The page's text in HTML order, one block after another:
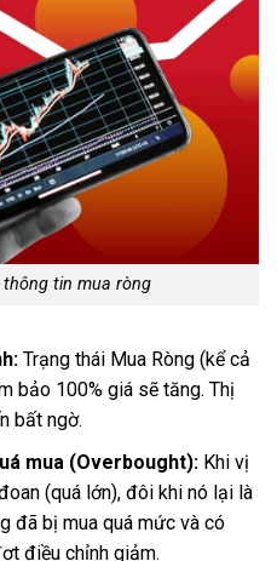
tin mua ròng
Trạng thái Mua Ròng (kể cả
bảo 100% giá sẽ tăng. Thị
bất ngờ.
mua (Overbought):Khi vị
(quá lớn), đôi khi nó lại là
đã bị mua quá mức và có
điều chỉnh giảm.